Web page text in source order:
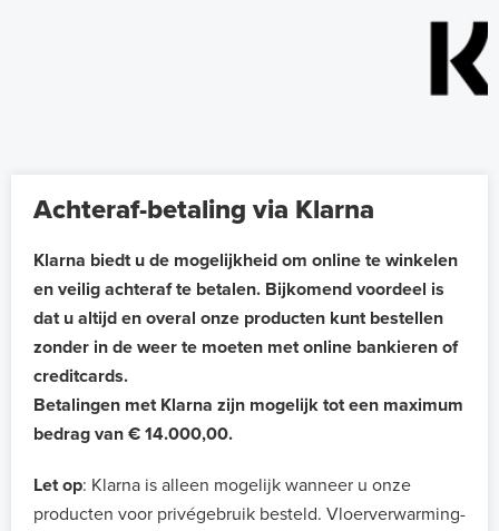
Achteraf-betaling via Klarna
Klarna biedt u de mogelijkheid om online te winkelen
en veilig achteraf te betalen. Bijkomend voordeel is
dat u altijd en overal onze producten kunt bestellen
zonder in de weer te moeten met online bankieren of
creditcards.
Betalingen met Klarna zijn mogelijk tot een maximum
bedrag van € 14.000,00.
Let op: Klarna is alleen mogelijk wanneer u onze
producten voor privégebruik besteld. Vloerverwarming-